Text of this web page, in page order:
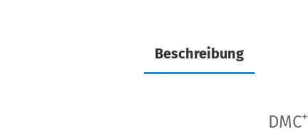
Beschreibung
DMC+